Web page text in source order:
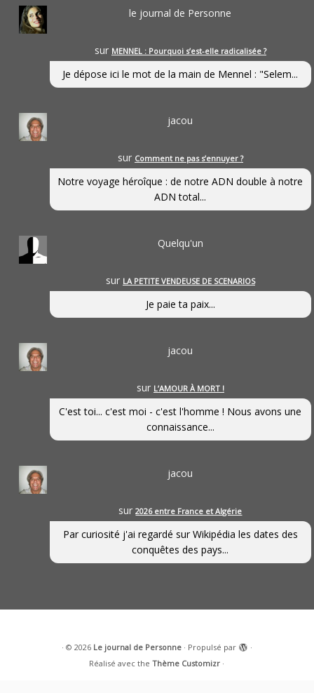
le journal de Personne
sur MENNEL : Pourquoi s’est-elle radicalisée ?
Je dépose ici le mot de la main de Mennel : "Selem...
jacou
sur Comment ne pas s’ennuyer ?
Notre voyage héroîque : de notre ADN double à notre
ADN total...
Quelqu'un
sur LA PETITE VENDEUSE DE SCENARIOS
Je paie ta paix...
jacou
sur L’AMOUR À MORT !
C'est toi... c'est moi - c'est l'homme ! Nous avons une
connaissance...
jacou
sur2026 entre France et Algérie
Par curiosité j'ai regardé sur Wikipédia les dates des
conquêtes des pays...
· © 2026 Le journal de Personne· Propulsé par
·
Réalisé avec theThème Customizr ·